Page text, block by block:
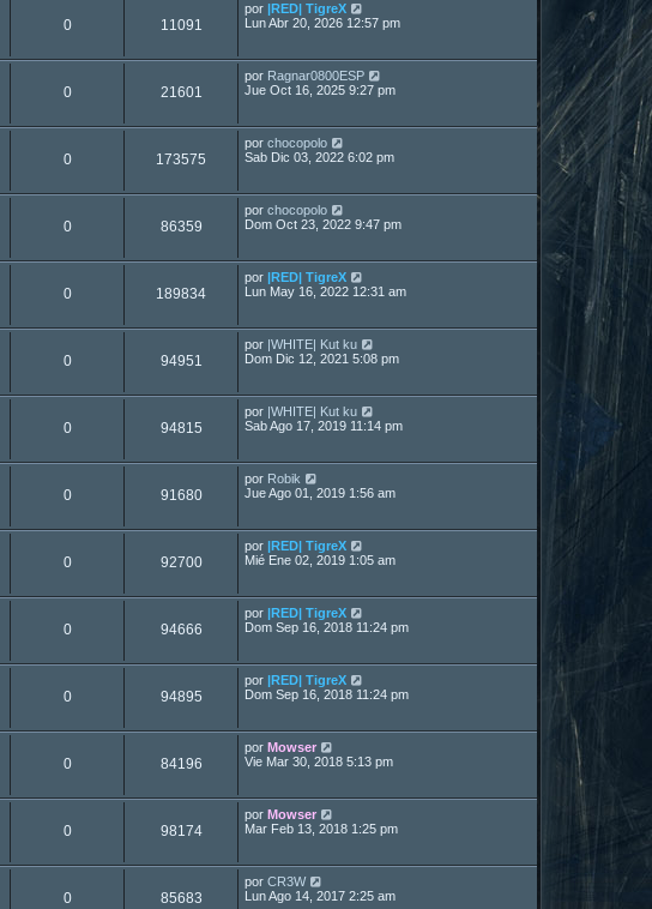
0 11091
por
|RED| TigreX
Lun Abr 20, 2026 12:57 pm
0 21601
por Ragnar0800ESP
Jue Oct 16, 2025 9:27 pm
0 173575
por chocopolo
Sab Dic 03, 2022 6:02 pm
0 86359
por chocopolo
Dom Oct 23, 2022 9:47 pm
0 189834
por
|RED| TigreX
Lun May 16, 2022 12:31 am
0 94951
por |WHITE| Kut ku
Dom Dic 12, 2021 5:08 pm
0 94815
por |WHITE| Kut ku
Sab Ago 17, 2019 11:14 pm
0 91680
por Robik
Jue Ago 01, 2019 1:56 am
0 92700
por
|RED| TigreX
Mié Ene 02, 2019 1:05 am
0 94666
por
|RED| TigreX
Dom Sep 16, 2018 11:24 pm
0 94895
por
|RED| TigreX
Dom Sep 16, 2018 11:24 pm
0 84196
por Mowser
Vie Mar 30, 2018 5:13 pm
0 98174
por Mowser
Mar Feb 13, 2018 1:25 pm
0 85683
por CR3W
Lun Ago 14, 2017 2:25 am